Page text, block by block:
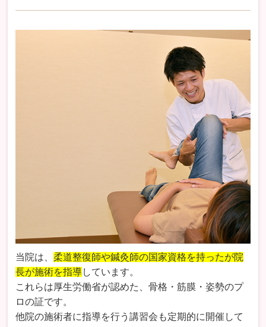
当院は、柔道整復師や鍼灸師の国家資格を持ったが院
長が施術を指導しています。
これらは厚生労働省が認めた、骨格・筋膜・姿勢のプ
ロの証です。
他院の施術者に指導を行う講習会も定期的に開催して